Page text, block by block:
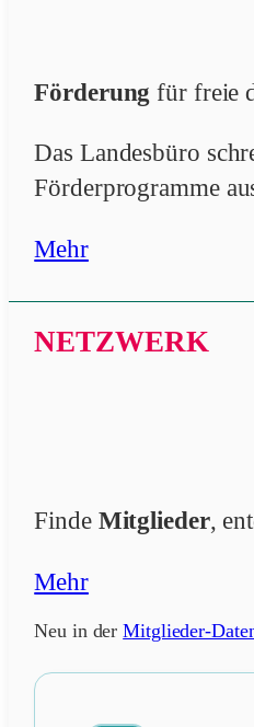
Förderung für freie
Das Landesbüro
Förderprogramme
Mehr
NETZWERK
Finde Mitglieder,
Mehr
Neu in derMitglieder-